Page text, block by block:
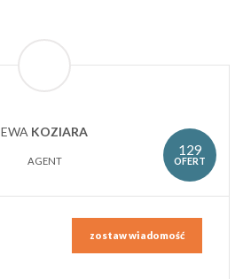
129
OFERT
EWA KOZIARA
AGENT
zostaw wiadomość